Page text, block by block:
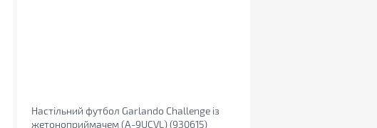
Настільний футбол Garlando Challenge із
жетоноприймачем (A-9UCVL) (930615)